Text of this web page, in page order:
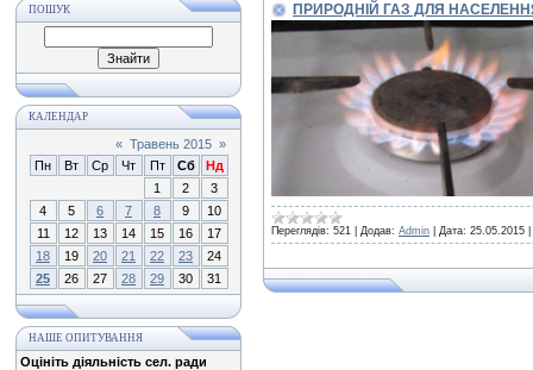
ПОШУК
КАЛЕНДАР
« Травень 2015 »
Пн
Вт Ср Чт Пт Сб
Нд
1
2
3
4
5 6 7 8 9
10
11
12 13 14 15 16
17
18
19 20 21 22 23
24
25
26 27 28 29 30 31
НАШЕ ОПИТУВАННЯ
Оцініть діяльність сел. ради
ПРИРОДНІЙ ГАЗ ДЛЯ
Переглядів: 521 Додав: Admin Дата: 25.05.2015